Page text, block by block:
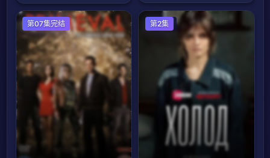
欧美剧
第07集完结 欧美剧
第2集